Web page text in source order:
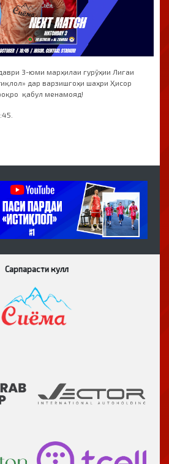
3-юми марҳилаи гурӯҳии Лигаи
дар варзишгоҳи шаҳри Ҳисор
қабул менамояд!
Сарпарасти кулл